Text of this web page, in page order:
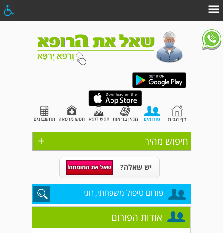
+ חיפוש מהיר
יש שאלה?
פורום טיפול משפחתי, זוגי
אודות הפורום